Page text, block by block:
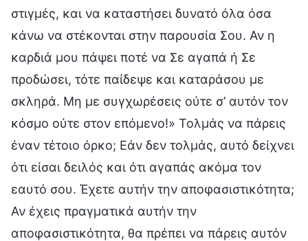
στιγμές, και να καταστήσει δυνατό όλα όσα
κάνω να στέκονται στην παρουσία Σου. Αν η
καρδιά μου πάψει ποτέ να Σε αγαπά ή Σε
προδώσει, τότε παίδεψε και καταράσου με
σκληρά. Μη με συγχωρέσεις ούτε σ’ αυτόν τον
κόσμο ούτε στον επόμενο!» Τολμάς να πάρεις
έναν τέτοιο όρκο; Εάν δεν τολμάς, αυτό δείχνει
ότι είσαι δειλός και ότι αγαπάς ακόμα τον
εαυτό σου. Έχετε αυτήν την αποφασιστικότητα;
Αν έχεις πραγματικά αυτήν την
αποφασιστικότητα, θα πρέπει να πάρεις αυτόν